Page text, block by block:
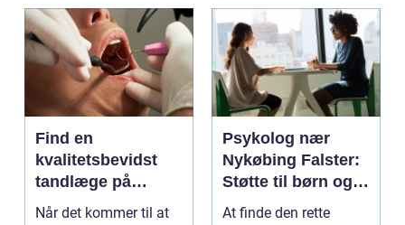
Find en
kvalitetsbevidst
tandlæge på
Vesterbro
Når det kommer til at
Psykolog nær
Nykøbing Falster:
Støtte til børn og
unge
At finde den rette